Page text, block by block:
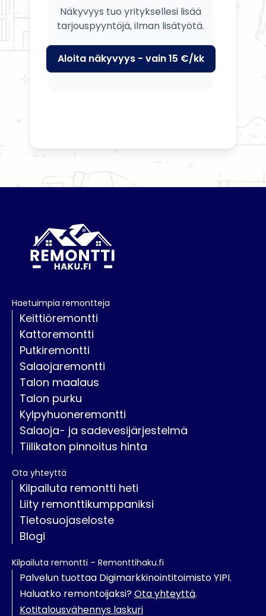
Näkyvyys tuo yrityksellesi lisää
tarjouspyyntöjä, ilman lisätyötä.
Aloita näkyvyys - vain 15 €/kk
Haetuimpia remontteja
Keittiöremontti
Kattoremontti
Putkiremontti
Salaojaremontti
Talon maalaus
Talon purku
Kylpyhuoneremontti
Salaoja- ja sadevesijärjestelmä
Tiilikaton pinnoitus hinta
Ota yhteyttä
Kilpailuta remontti heti
Liity remonttikumppaniksi
Tietosuojaseloste
Blogi
Kilpailuta remontti – Remonttihaku.fi
Palvelun tuottaa Digimarkkinointitoimisto YIPI.
Haluatko remontoijaksi?Ota yhteyttä.
Kotitalousvähennys laskuri